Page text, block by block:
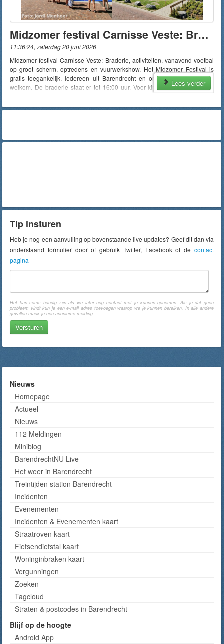
Midzomer festival Carnisse Veste: Braderie, activiteiten, vanavond voetbal op groot scherm, optredens en vuurwerkshow
11:36:24, zaterdag 20 juni 2026
Midzomer festival Carnisse Veste: Braderie, activiteiten, vanavond voetbal
op groot scherm, optredens en vuurwerkshow. Het Midzomer Festival is
gratis toegankelijk. Iedereen uit Barendrecht en omgeving is van harte
welkom. De braderie staat er tot 16:00 uur. Voor kinderen zijn er diverse
(kermis)attracties tot 18:00 uur. De hele dag is er entertainment/straat
het Havenhoofd plein. De avond wordt rond 22:30-22:45 uur afgesloten
Lees verder
Tip insturen
Heb je nog een aanvulling op bovenstaande live updates? Geef dit dan via
onderstaand formulier door of gebruik Twitter, Facebook of de contact
pagina
Het kan soms handig zijn als we later nog contact met je kunnen opnemen. Als je dat geen
probleem vindt kun je een e-mail adres toevoegen waarop we je kunnen bereiken. In alle andere
gevallen maak je een anonieme melding.
Nieuws
Homepage
Actueel
Nieuws
112 Meldingen
Miniblog
BarendrechtNU Live
Het weer in Barendrecht
Treintijden station Barendrecht
Incidenten
Evenementen
Incidenten & Evenementen kaart
Straatroven kaart
Fietsendiefstal kaart
Woninginbraken kaart
Vergunningen
Zoeken
Tagcloud
Straten & postcodes in Barendrecht
Blijf op de hoogte
Android App